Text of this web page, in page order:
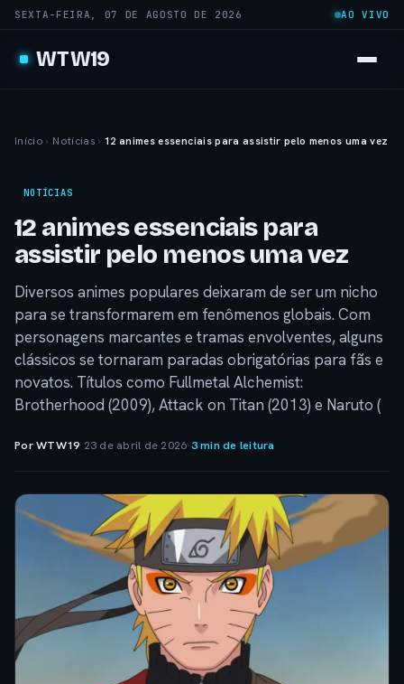
SEXTA-FEIRA, 07 DE AGOSTO DE 2026 AO VIVO
WTW19
Início › Notícias › 12 animes essenciais para assistir pelo menos uma vez
NOTÍCIAS
12 animes essenciais para
assistir pelo menos uma vez
Diversos animes populares deixaram de ser um nicho
para se transformarem em fenômenos globais. Com
personagens marcantes e tramas envolventes, alguns
clássicos se tornaram paradas obrigatórias para fãs e
novatos. Títulos como Fullmetal Alchemist:
Brotherhood (2009), Attack on Titan (2013) e Naruto (
Por WTW19· 23 de abril de 2026·3 min de leitura